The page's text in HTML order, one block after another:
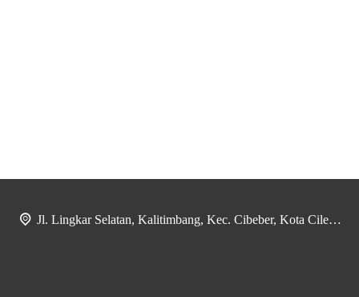
Jl. Lingkar Selatan, Kalitimbang, Kec. Cibeber, Kota Cilegon, Banten 42424